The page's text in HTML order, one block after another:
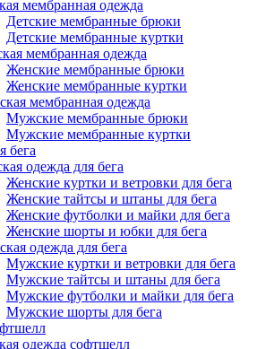
мембранная одежда
Детские мембранные брюки
Детские мембранные куртки
мембранная одежда
Женские мембранные брюки
Женские мембранные куртки
мембранная одежда
Мужские мембранные брюки
Мужские мембранные куртки
бега
одежда для бега
Женские куртки и ветровки для бега
Женские тайтсы и штаны для бега
Женские футболки и майки для бега
Женские шорты и юбки для бега
одежда для бега
Мужские куртки и ветровки для бега
Мужские тайтсы и штаны для бега
Мужские футболки и майки для бега
Мужские шорты для бега
одежда софтшелл